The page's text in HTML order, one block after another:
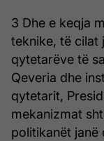
3 Dhe e keqja
teknike, të cilat
qytetarëve të
Qeveria dhe
qytetarit,
mekanizmat
politikanët janë